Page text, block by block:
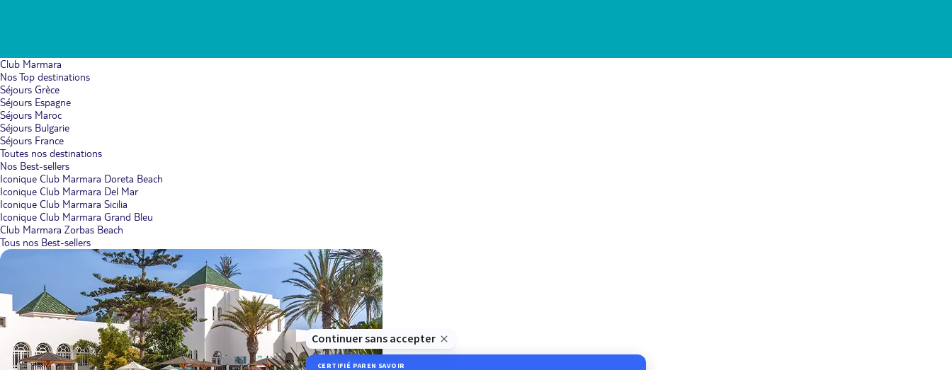
Club Marmara
Nos Top destinations
Séjours Grèce
Séjours Espagne
Séjours Maroc
Séjours Bulgarie
Séjours France
Toutes nos destinations
Nos Best-sellers
Iconique Club Marmara Doreta Beach
Iconique Club Marmara Del Mar
Iconique Club Marmara Sicilia
Iconique Club Marmara Grand Bleu
Club Marmara Zorbas Beach
Tous nos Best-sellers